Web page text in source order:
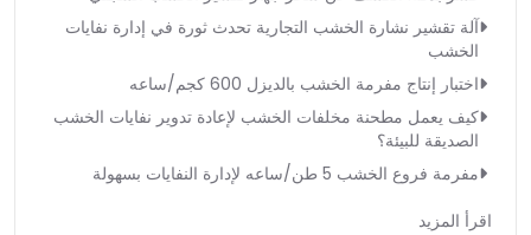
آلة تقشير نشارة الخشب التجارية تحدث ثورة في إدارة نفايات
الخشب
اختبار إنتاج مفرمة الخشب بالديزل 600 كجم/ساعه
كيف يعمل مطحنة مخلفات الخشب لإعادة تدوير نفايات الخشب
الصديقة للبيئة؟
مفرمة فروع الخشب 5 طن/ساعه لإدارة النفايات بسهولة
اقرأ المزيد